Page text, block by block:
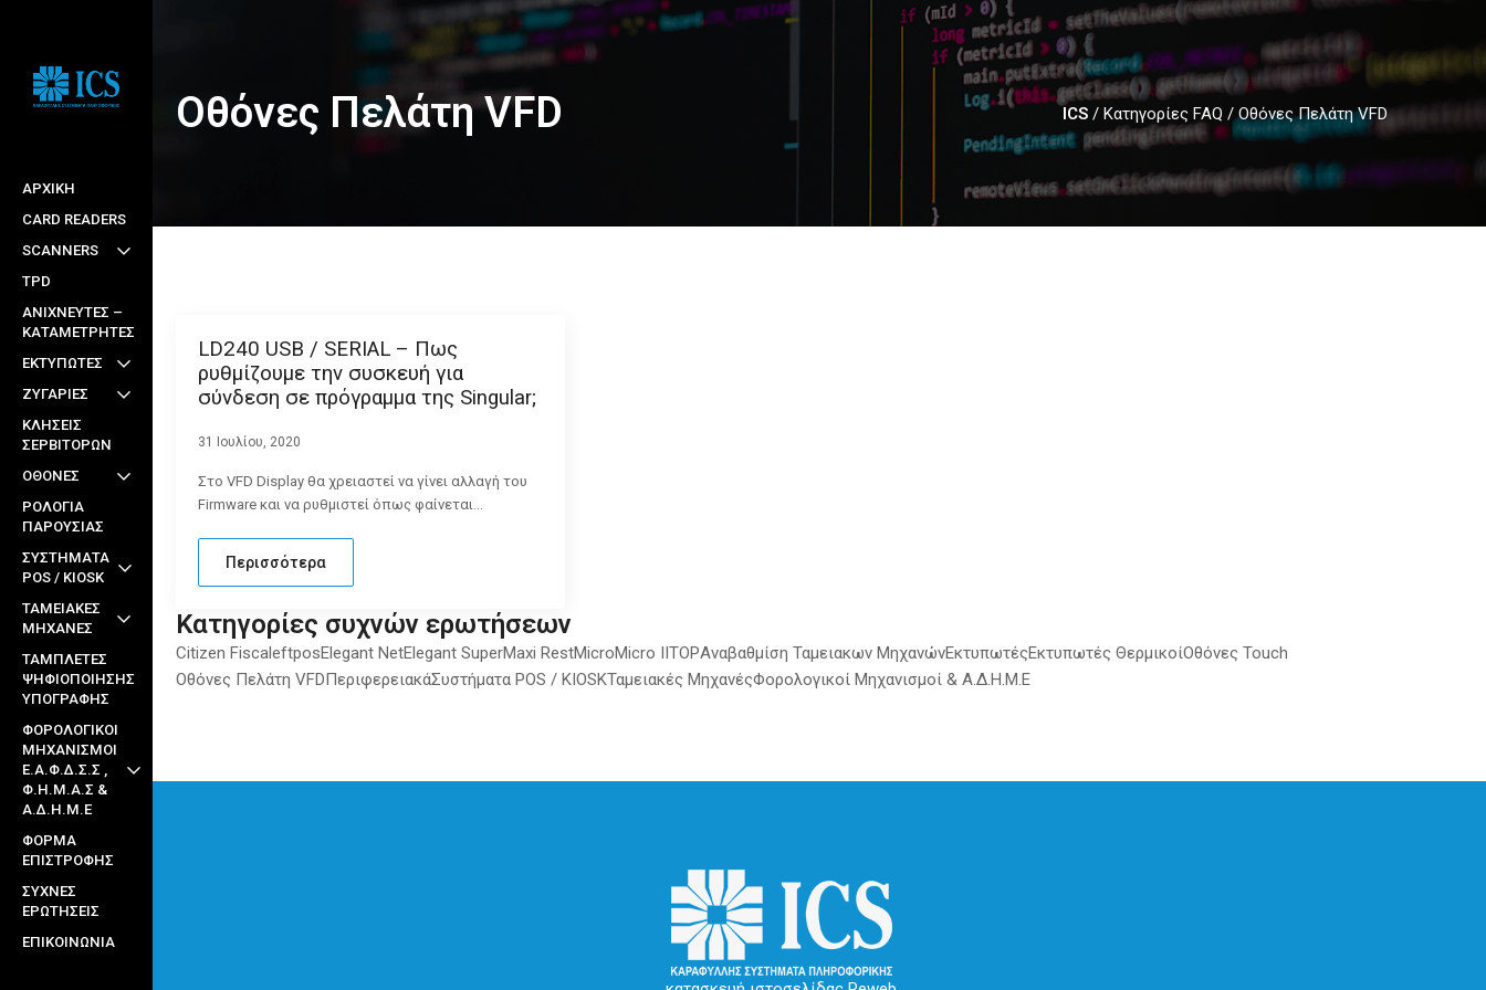
main
content
ΑΡΧΙΚΉ
CARD READERS
SCANNERS
TPD
ΑΝΙΧΝΕΥΤΕΣ –
ΚΑΤΑΜΕΤΡΗΤΕΣ
ΕΚΤΥΠΩΤΕΣ
ΖΥΓΑΡΙΕΣ
ΚΛΗΣΕΙΣ
ΣΕΡΒΙΤΟΡΩΝ
ΟΘΟΝΕΣ
ΡΟΛΟΓΙΑ
ΠΑΡΟΥΣΙΑΣ
ΣΥΣΤΗΜΑΤΑ
POS / KIOSK
ΤΑΜΕΙΑΚΕΣ
ΜΗΧΑΝΕΣ
ΤΑΜΠΛΕΤΕΣ
ΨΗΦΙΟΠΟΙΗΣΗΣ
ΥΠΟΓΡΑΦΗΣ
ΦΟΡΟΛΟΓΙΚΟΙ
ΜΗΧΑΝΙΣΜΟΙ
Ε.Α.Φ.Δ.Σ.Σ ,
Φ.Η.Μ.Α.Σ &
Α.Δ.Η.Μ.Ε
ΦΌΡΜΑ
ΕΠΙΣΤΡΟΦΉΣ
ΣΥΧΝΈΣ
ΕΡΩΤΉΣΕΙΣ
ΕΠΙΚΟΙΝΩΝΊΑ
Οθόνες Πελάτη VFD ICS/ Κατηγορίες FAQ /Οθόνες Πελάτη VFD
LD240 USB / SERIAL – Πως
ρυθμίζουμε την συσκευή για
σύνδεση σε πρόγραμμα της Singular;
31 Ιουλίου, 2020
Στο VFD Display θα χρειαστεί να γίνει αλλαγή του
Firmware και να ρυθμιστεί όπως φαίνεται…
Περισσότερα
Κατηγορίες συχνών ερωτήσεων
Citizen FiscaleftposElegant NetElegant SuperMaxi RestMicroMicro IITOPΑναβαθμίση Ταμειακων ΜηχανώνΕκτυπωτέςΕκτυπωτές ΘερμικοίΟθόνες Touch
Οθόνες Πελάτη VFDΠεριφερειακάΣυστήματα POS / KIOSKΤαμειακές ΜηχανέςΦορολογικοί Μηχανισμοί & Α.Δ.Η.Μ.Ε